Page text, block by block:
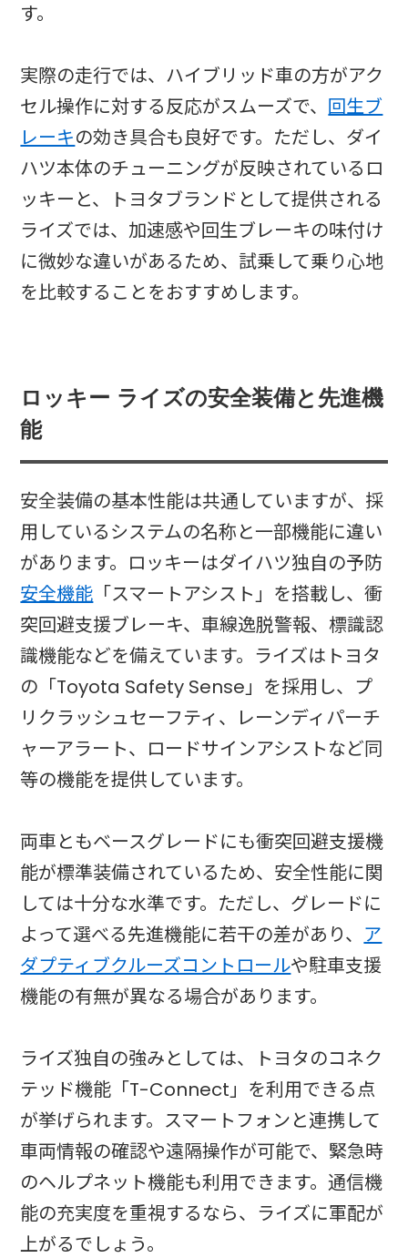
す。
実際の走行では、ハイブリッド車の方がアク
セル操作に対する反応がスムーズで、 回生ブ
レーキの効き具合も良好です。ただし、ダイ
ハツ本体のチューニングが反映されているロ
ッキーと、トヨタブランドとして提供される
ライズでは、加速感や回生ブレーキの味付け
に微妙な違いがあるため、試乗して乗り心地
を比較することをおすすめします。
ロッキー ライズの安全装備と先進機
能
安全装備の基本性能は共通していますが、採
用しているシステムの名称と一部機能に違い
があります。ロッキーはダイハツ独自の予防
安全機能 「スマートアシスト」を搭載し、衝
突回避支援ブレーキ、車線逸脱警報、標識認
識機能などを備えています。ライズはトヨタ
の「Toyota Safety Sense」を採用し、プ
リクラッシュセーフティ、レーンディパーチ
ャーアラート、ロードサインアシストなど同
等の機能を提供しています。
両車ともベースグレードにも衝突回避支援機
能が標準装備されているため、安全性能に関
しては十分な水準です。ただし、グレードに
よって選べる先進機能に若干の差があり、 ア
ダプティブクルーズコントロールや駐車支援
機能の有無が異なる場合があります。
ライズ独自の強みとしては、トヨタのコネク
テッド機能「T-Connect」を利用できる点
が挙げられます。スマートフォンと連携して
車両情報の確認や遠隔操作が可能で、緊急時
のヘルプネット機能も利用できます。通信機
能の充実度を重視するなら、ライズに軍配が
上がるでしょう。